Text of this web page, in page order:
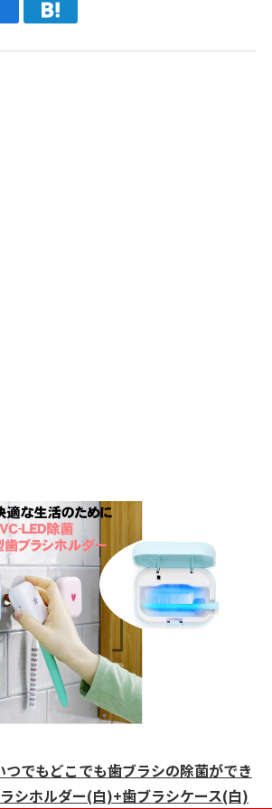
つでもどこでも歯ブラシの除菌ができ
シホルダー(白)+歯ブラシケース(白)